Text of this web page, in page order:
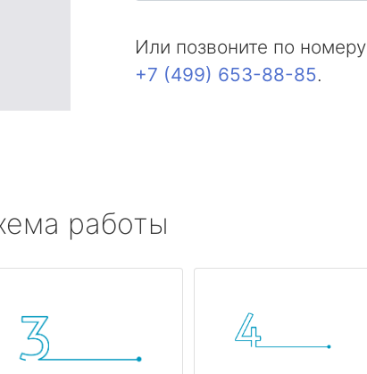
Или позвоните по номеру
+7 (499) 653-88-85.
работы